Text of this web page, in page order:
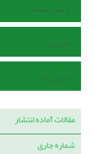
ارسال مقاله
داوران
تماس با ما
مقالات آماده انتشار
شماره جاری